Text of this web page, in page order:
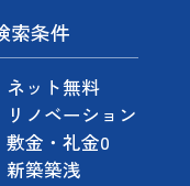
索条件
ネット無料
リノベーション
敷金・礼金0
新築築浅